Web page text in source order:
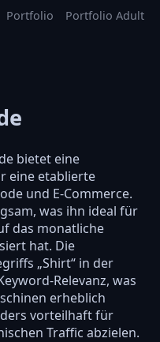
Portfolio Portfolio Adult
bietet eine
eine etablierte
und E-Commerce.
was ihn ideal für
das monatliche
hat. Die
„Shirt“ in der
Relevanz, was
erheblich
vorteilhaft für
Traffic abzielen.